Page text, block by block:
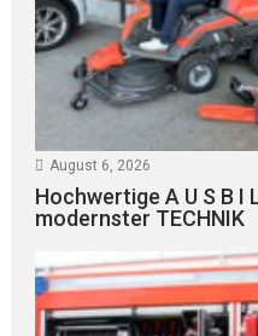
August 6, 2026
Hochwertige A U S B I
modernster TECHNIK